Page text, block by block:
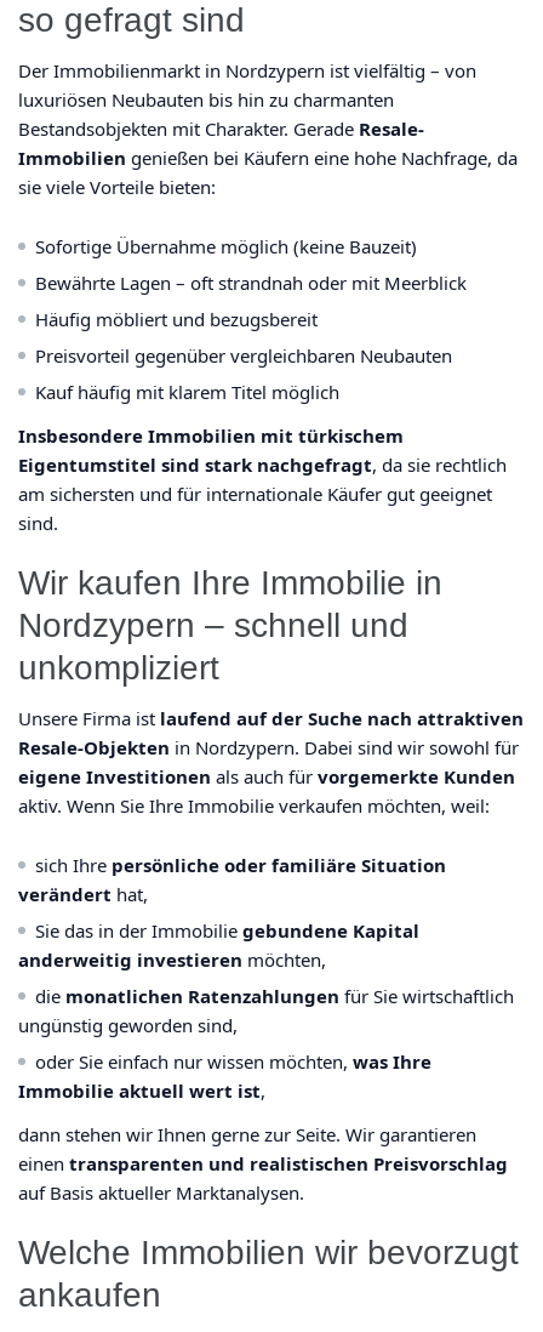
so gefragt sind
Der Immobilienmarkt in Nordzypern ist vielfältig – von
luxuriösen Neubauten bis hin zu charmanten
Bestandsobjekten mit Charakter. Gerade Resale-
Immobilien genießen bei Käufern eine hohe Nachfrage, da
sie viele Vorteile bieten:
Sofortige Übernahme möglich (keine Bauzeit)
Bewährte Lagen – oft strandnah oder mit Meerblick
Häufig möbliert und bezugsbereit
Preisvorteil gegenüber vergleichbaren Neubauten
Kauf häufig mit klarem Titel möglich
Insbesondere Immobilien mit türkischem
Eigentumstitel sind stark nachgefragt, da sie rechtlich
am sichersten und für internationale Käufer gut geeignet
sind.
Wir kaufen Ihre Immobilie in
Nordzypern – schnell und
unkompliziert
Unsere Firma ist laufend auf der Suche nach attraktiven
Resale-Objekten in Nordzypern. Dabei sind wir sowohl für
eigene Investitionen als auch für vorgemerkte Kunden
aktiv. Wenn Sie Ihre Immobilie verkaufen möchten, weil:
sich Ihre persönliche oder familiäre Situation
verändert hat,
Sie das in der Immobilie gebundene Kapital
anderweitig investieren möchten,
die monatlichen Ratenzahlungen für Sie wirtschaftlich
ungünstig geworden sind,
oder Sie einfach nur wissen möchten, was Ihre
Immobilie aktuell wert ist,
dann stehen wir Ihnen gerne zur Seite. Wir garantieren
einen transparenten und realistischen Preisvorschlag
auf Basis aktueller Marktanalysen.
Welche Immobilien wir bevorzugt
ankaufen